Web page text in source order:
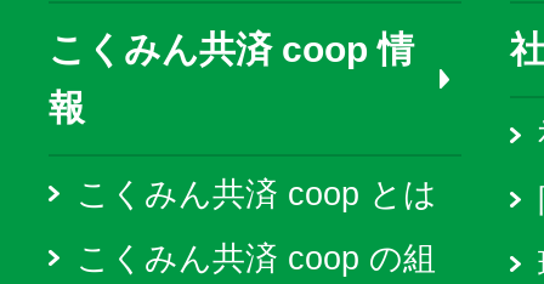
こくみん共済 coop 情
報
こくみん共済 coop とは
こくみん共済 coop の組